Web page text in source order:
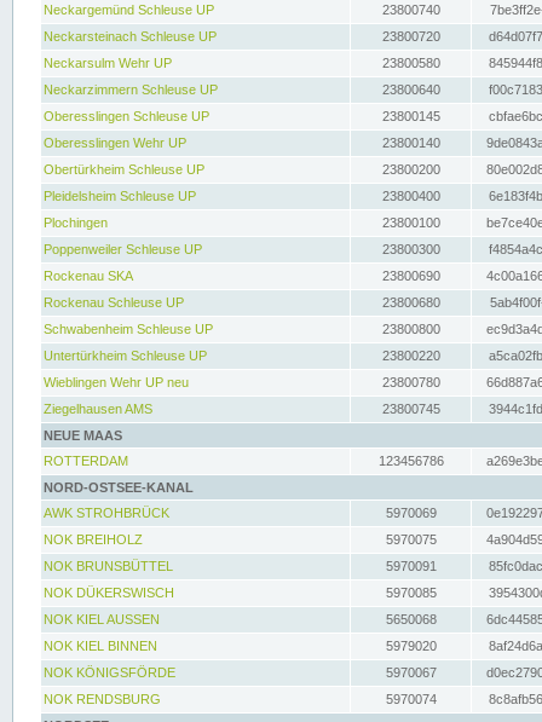
Neckargemünd Schleuse UP
23800740
Neckarsteinach Schleuse UP
23800720
Neckarsulm Wehr UP
23800580
Neckarzimmern Schleuse UP
23800640
Oberesslingen Schleuse UP
23800145
Oberesslingen Wehr UP
23800140
Obertürkheim Schleuse UP
23800200
Pleidelsheim Schleuse UP
23800400
Plochingen
23800100
Poppenweiler Schleuse UP
23800300
Rockenau SKA
23800690
Rockenau Schleuse UP
23800680
Schwabenheim Schleuse UP
23800800
Untertürkheim Schleuse UP
23800220
Wieblingen Wehr UP neu
23800780
Ziegelhausen AMS
23800745
NEUE MAAS
ROTTERDAM
123456786
NORD-OSTSEE-KANAL
AWK STROHBRÜCK
5970069
NOK BREIHOLZ
5970075
NOK BRUNSBÜTTEL
5970091
NOK DÜKERSWISCH
5970085
NOK KIEL AUSSEN
5650068
NOK KIEL BINNEN
5979020
NOK KÖNIGSFÖRDE
5970067
NOK RENDSBURG
5970074